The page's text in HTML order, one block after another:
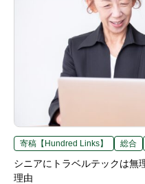
寄稿【Hundred Links】 総合
シニアにトラベルテックは無
理由